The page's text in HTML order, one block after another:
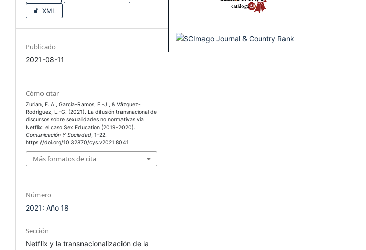
XML
Publicado
2021-08-11
Cómo citar
Zurian, F. A., Garcia-Ramos, F.-J., & Vázquez-
Rodríguez, L.-G. (2021). La difusión transnacional de
discursos sobre sexualidades no normativas vía
Netflix: el caso Sex Education (2019-2020).
Comunicación Y Sociedad, 1–22.
https://doi.org/10.32870/cys.v2021.8041
Más formatos de cita
Número
2021: Año 18
Sección
Netflix y la transnacionalización de la